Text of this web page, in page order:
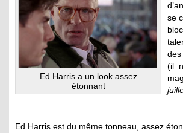
Ed Harris a un look assez
étonnant
se
des
(il
Ed Harris est du même tonneau, assez